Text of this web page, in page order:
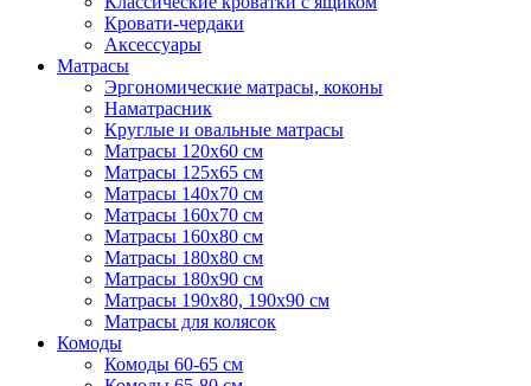
Кровати-чердаки
Аксессуары
Матрасы
Эргономические матрасы, коконы
Наматрасник
Круглые и овальные матрасы
Матрасы 120х60 см
Матрасы 125х65 см
Матрасы 140х70 см
Матрасы 160х70 см
Матрасы 160х80 см
Матрасы 180х80 см
Матрасы 180х90 см
Матрасы 190х80, 190х90 см
Матрасы для колясок
Комоды
Комоды 60-65 см